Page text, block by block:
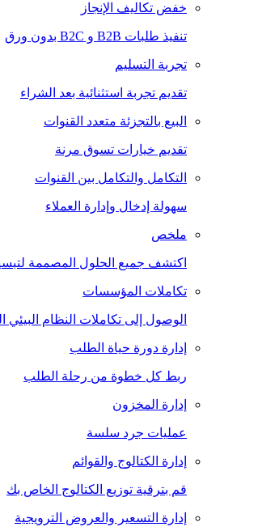
خفض تكاليف الإنجاز
تنفيذ طلبات B2B و B2C بدون ورق
تجربة التسليم
تقديم تجربة استثنائية بعد الشراء
البيع بالتجزئة متعدد القنوات
تقديم خيارات تسوق مرنة
التكامل والتكامل بين القنوات
سهولة إدخال وإدارة العملاء
ملخص
اكتشف جميع الحلول المصممة
تكاملات المؤسسات
الوصول إلى تكاملات النظام البيئي
إدارة دورة حياة الطلب
ربط كل خطوة من رحلة الطلب
إدارة المخزون
عمليات جرد سلسة
إدارة الكتالوج والقوائم
قم بترقية توزيع الكتالوج الخاص بك
إدارة التسعير والعروض الترويجية